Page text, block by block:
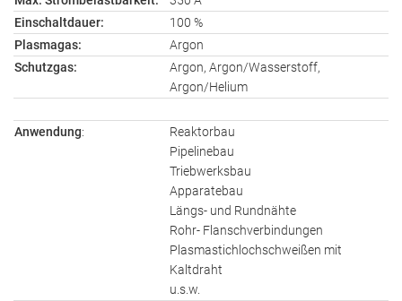
Einschaltdauer:
100 %
Plasmagas:
Argon
Schutzgas:
Argon, Argon/Wasserstoff,
Argon/Helium
Anwendung:
Reaktorbau
Pipelinebau
Triebwerksbau
Apparatebau
Längs- und Rundnähte
Rohr- Flanschverbindungen
Plasmastichlochschweißen mit
Kaltdraht
u.s.w.